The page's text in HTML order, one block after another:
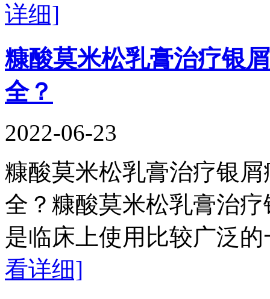
详细]
糠酸莫米松乳膏治疗银
全？
2022-06-23
糠酸莫米松乳膏治疗银
全？糠酸莫米松乳膏治
是临床上使用比较广泛
看详细]